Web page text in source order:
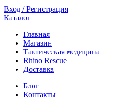
Вход / Регистрация
Каталог
Главная
Магазин
Тактическая медицина
Rhino Rescue
Доставка
Блог
Контакты